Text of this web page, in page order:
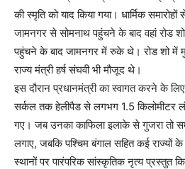
की स्मृति को याद किया गया। धार्मिक
जामनगर से सोमनाथ पहुंचने के बाद वहां रोड शो
पहुंचने के बाद जामनगर में रुके थे। रोड शो में
राज्य मंत्री हर्ष संघवी भी मौजूद थे।
इस दौरान प्रधानमंत्री का स्वागत करने के
सर्कल तक हेलीपैड से लगभग 1.5 किलोमीटर लंबे
गए। जब उनका काफिला इलाके से गुजरा तो
लगाए, जबकि पश्चिम बंगाल सहित कई राज्यों के
स्थानों पर पारंपरिक सांस्कृतिक नृत्य प्रस्तुत